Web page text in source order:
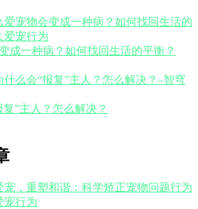
成一种病？如何找回生活的平衡？
”主人？怎么解决？